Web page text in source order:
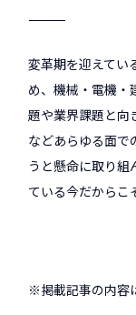
――――――――――――――――――――
変革期を迎えてい
め、機械・電機・
題や業界課題と向
などあらゆる面で
うと懸命に取り組
ている今だからこ
※掲載記事の内容